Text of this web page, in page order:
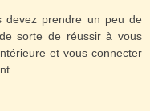
devez prendre un peu de
sorte de réussir à vous
et vous connecter